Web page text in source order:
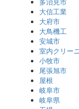
大信工業
大府市
大鳥機工
安城市
室内クリー
小牧市
尾張旭市
屋根
岐阜市
岐阜県